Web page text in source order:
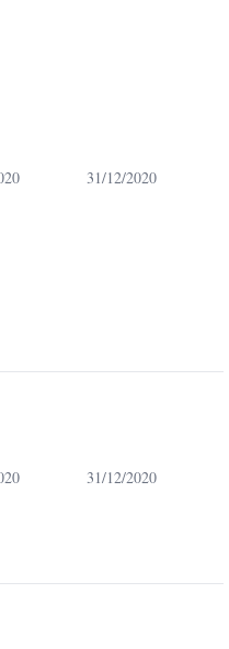
31/12/2020
31/12/2020